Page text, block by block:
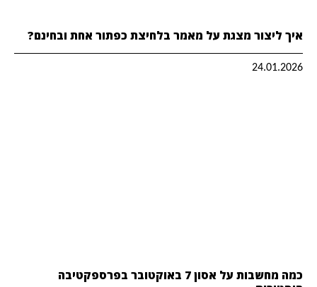
איך ליצור מצגת על מאמר בלחיצת כפתור אחת ובחינם?
24.01.2026
כמה מחשבות על אסון 7 באוקטובר בפרספקטיבה